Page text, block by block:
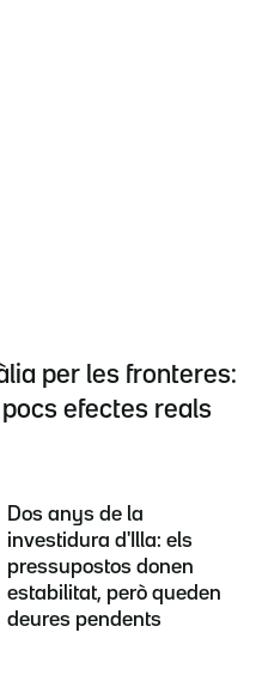
per les fronteres:
efectes reals
Dos anys de la
investidura d'Illa: els
pressupostos donen
estabilitat, però queden
deures pendents